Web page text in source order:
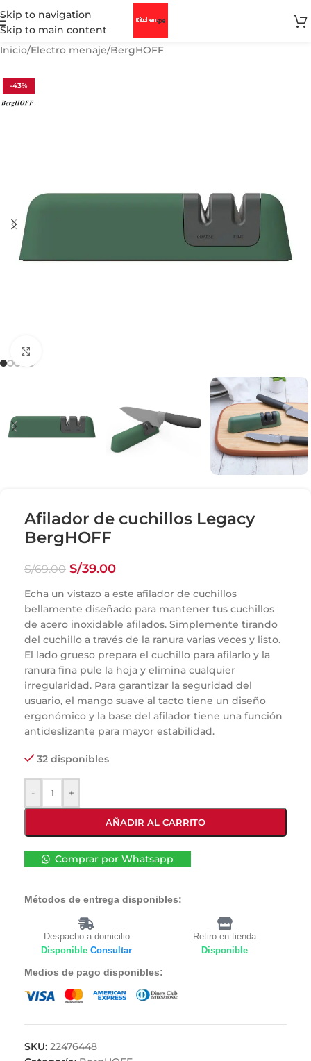
Skip to navigation
Skip to main content
Inicio/Electro menaje/BergHOFF
-43%
Afilador de cuchillos Legacy
BergHOFF
S/69.00 S/39.00
Echa un vistazo a este afilador de cuchillos
bellamente diseñado para mantener tus cuchillos
de acero inoxidable afilados. Simplemente tirando
del cuchillo a través de la ranura varias veces y listo.
El lado grueso prepara el cuchillo para afilarlo y la
ranura fina pule la hoja y elimina cualquier
irregularidad. Para garantizar la seguridad del
usuario, el mango suave al tacto tiene un diseño
ergonómico y la base del afilador tiene una función
antideslizante para mayor estabilidad.
32 disponibles
- +
AÑADIR AL CARRITO
Comprar por Whatsapp
Métodos de entrega disponibles:
Despacho a domicilio
Disponible Consultar
Retiro en tienda
Disponible
Medios de pago disponibles:
SKU: 22476448